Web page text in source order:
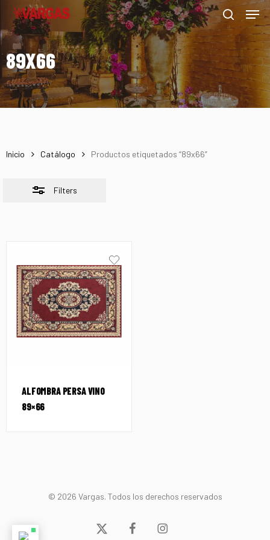
Skip
main
content
search
Menu
89X66
Inicio Catálogo Productos etiquetados “89x66”
Filters
Close
Filters
ALFOMBRA PERSA VINO
89×66
© 2026 Vargas. Todos los derechos reservados
x-
facebookinstagram
Menu